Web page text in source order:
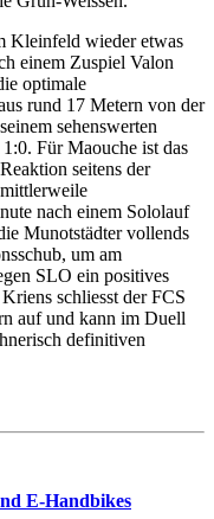
Kleinfeld wieder etwas
einem Zuspiel Valon
optimale
rund 17 Metern von der
sehenswerten
Für Maouche ist das
seitens der
nach einem Sololauf
Munotstädter vollends
um am
SLO ein positives
schliesst der FCS
auf und kann im Duell
definitiven
E-Handbikes